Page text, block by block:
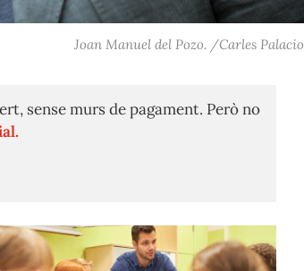
Joan Manuel del Pozo. /Carles Palacio
sense murs de pagament. Però no